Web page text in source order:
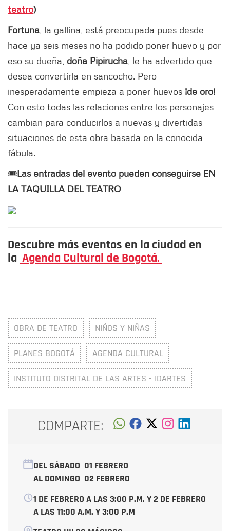
teatro)
Fortuna , la gallina, está preocupada pues desde
hace ya seis meses no ha podido poner huevo y por
eso su dueña, doña Pipirucha , le ha advertido que
desea convertirla en sancocho. Pero
inesperadamente empieza a poner huevos ¡de oro!
Con esto todas las relaciones entre los personajes
cambian para conducirlos a nuevas y divertidas
situaciones de esta obra basada en la conocida
fábula.
🎟️Las entradas del evento pueden conseguirse EN
LA TAQUILLA DEL TEATRO
Descubre más eventos en la ciudad en
la Agenda Cultural de Bogotá.
OBRA DE TEATRO NIÑOS Y NIÑAS
PLANES BOGOTÁ AGENDA CULTURAL
INSTITUTO DISTRITAL DE LAS ARTES - IDARTES
COMPARTE:
DEL SÁBADO 01 FEBRERO
AL DOMINGO 02 FEBRERO
1 DE FEBRERO A LAS 3:00 P.M. Y 2 DE FEBRERO
A LAS 11:00 A.M. Y 3:00 P.M